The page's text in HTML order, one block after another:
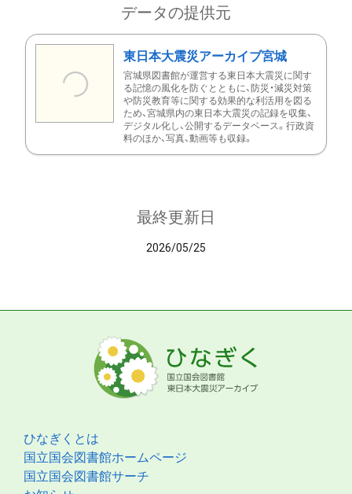
データの提供元
東日本大震災アーカイブ宮城
宮城県図書館が運営する東日本大震災に関す
る記憶の風化を防ぐとともに、防災・減災対策
や防災教育等に関する効果的な利活用を図る
ため、宮城県内の東日本大震災の記録を収集、
デジタル化し、公開するデータベース。行政資
料のほか、写真、動画等も収録。
最終更新日
2026/05/25
ひなぎくとは
国立国会図書館ホームページ
国立国会図書館サーチ